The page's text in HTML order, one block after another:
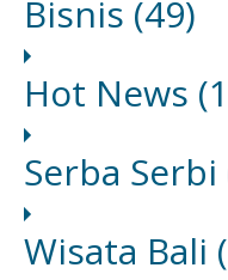
Bisnis (49)
Hot News
Serba Serbi
Wisata Bali